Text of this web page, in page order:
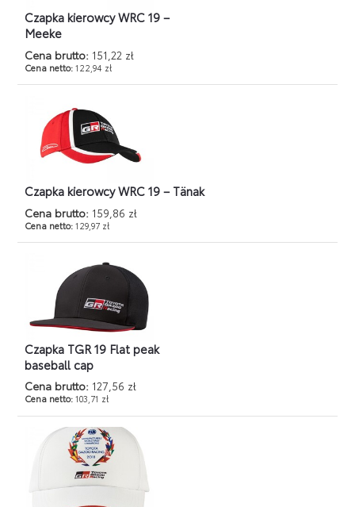
Czapka kierowcy WRC 19 –
Meeke
Cena brutto: 151,22 zł
Cena netto:122,94 zł
Czapka kierowcy WRC 19 – Tänak
Cena brutto: 159,86 zł
Cena netto:129,97 zł
Czapka TGR 19 Flat peak
baseball cap
Cena brutto: 127,56 zł
Cena netto:103,71 zł